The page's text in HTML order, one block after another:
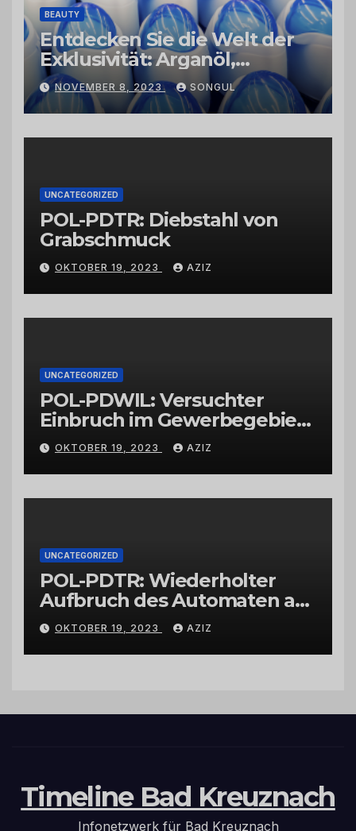
BEAUTY
Entdecken Sie die Welt der
Exklusivität: Arganöl,
Kaktusfeigenkernöl und
Schwarzkümmelöl von
vertrauenswürdigen
Großhändlern und Anbietern
NOVEMBER 8, 2023 SONGUL
UNCATEGORIZED
POL-PDTR: Diebstahl von
Grabschmuck
OKTOBER 19, 2023 AZIZ
UNCATEGORIZED
POL-PDWIL: Versuchter
Einbruch im Gewerbegebiet
Wittlich
OKTOBER 19, 2023 AZIZ
UNCATEGORIZED
POL-PDTR: Wiederholter
Aufbruch des Automaten am
Wohnmobilstellplatz in
Hermeskeil am Labachweg
OKTOBER 19, 2023 AZIZ
Timeline Bad Kreuznach
Infonetzwerk für Bad Kreuznach